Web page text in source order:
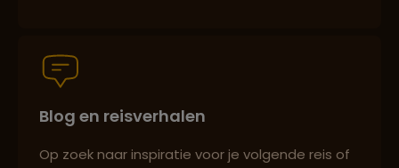
Best beoordeelde reisroutes
Blog en reisverhalen
Op zoek naar inspiratie voor je volgende reis of